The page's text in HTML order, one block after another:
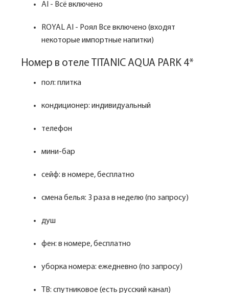
AI - Всё включено
ROYAL AI - Роял Все включено (входят
некоторые импортные напитки)
Номер в отеле TITANIC AQUA PARK 4*
пол: плитка
кондиционер: индивидуальный
телефон
мини-бар
сейф: в номере, бесплатно
смена белья: 3 раза в неделю (по запросу)
душ
фен: в номере, бесплатно
уборка номера: ежедневно (по запросу)
ТВ: спутниковое (есть русский канал)